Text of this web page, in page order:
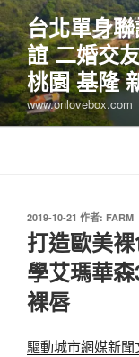
跳
至
主
要
內
容
台北單身
誼 二婚交
桃園 基隆
www.onlovebox.com
發
佈
於
2019-10-21 作者: FARM
打造歐美
學艾瑪華
裸唇
驅動城市網媒新